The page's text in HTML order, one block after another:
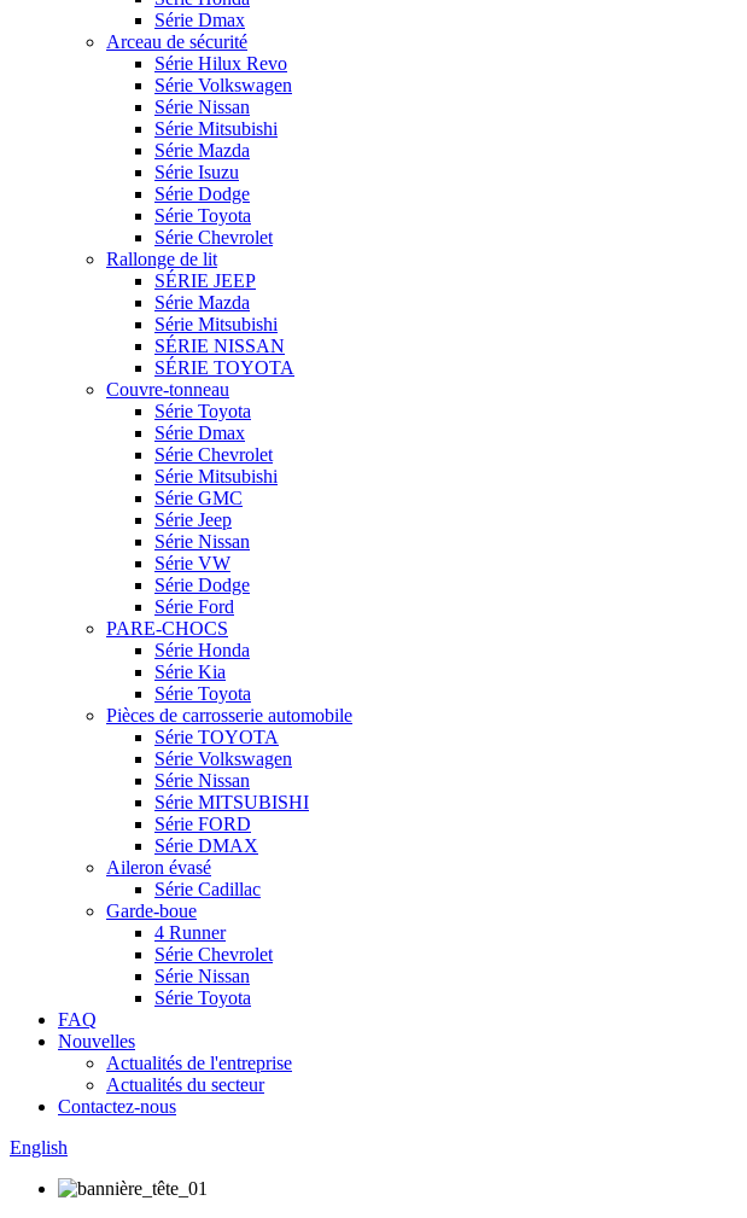
Série Dmax
Arceau de sécurité
Série Hilux Revo
Série Volkswagen
Série Nissan
Série Mitsubishi
Série Mazda
Série Isuzu
Série Dodge
Série Toyota
Série Chevrolet
Rallonge de lit
SÉRIE JEEP
Série Mazda
Série Mitsubishi
SÉRIE NISSAN
SÉRIE TOYOTA
Couvre-tonneau
Série Toyota
Série Dmax
Série Chevrolet
Série Mitsubishi
Série GMC
Série Jeep
Série Nissan
Série VW
Série Dodge
Série Ford
PARE-CHOCS
Série Honda
Série Kia
Série Toyota
Pièces de carrosserie automobile
Série TOYOTA
Série Volkswagen
Série Nissan
Série MITSUBISHI
Série FORD
Série DMAX
Aileron évasé
Série Cadillac
Garde-boue
4 Runner
Série Chevrolet
Série Nissan
Série Toyota
FAQ
Nouvelles
Actualités de l'entreprise
Actualités du secteur
Contactez-nous
English